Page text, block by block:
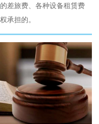
的差旅费、各种设备租赁费
承担的。